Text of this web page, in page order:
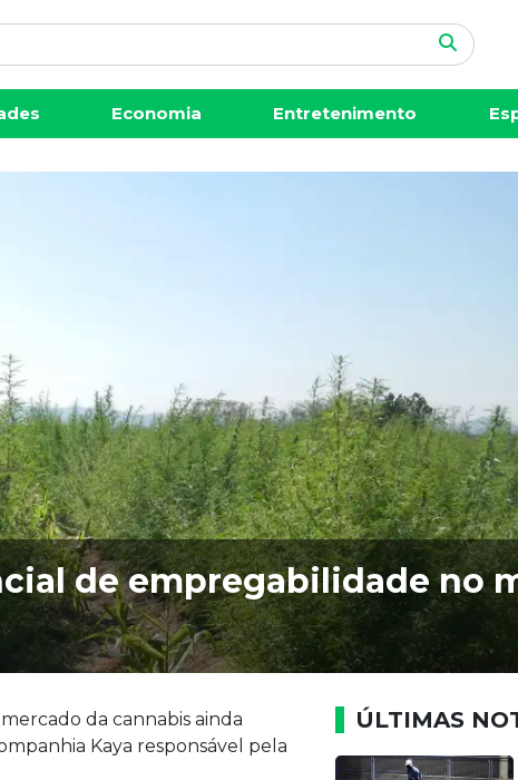
Economia Entretenimento
de empregabilidade no
da cannabis ainda
Kaya responsável pela
ÚLTIMAS